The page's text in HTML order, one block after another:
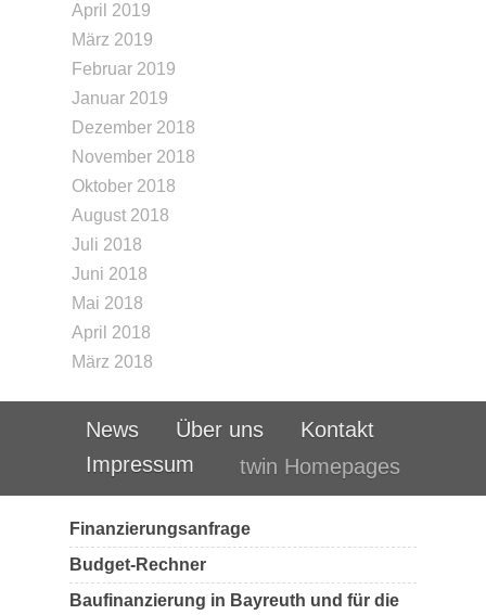
April 2019
März 2019
Februar 2019
Januar 2019
Dezember 2018
November 2018
Oktober 2018
August 2018
Juli 2018
Juni 2018
Mai 2018
April 2018
März 2018
News Über uns
Kontakt
Impressum
twin Homepages
Finanzierungsanfrage
Budget-Rechner
Baufinanzierung in Bayreuth und für die